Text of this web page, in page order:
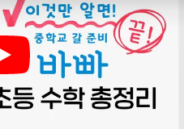
Play